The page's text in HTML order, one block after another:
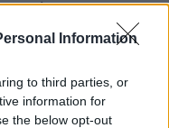
Information
to third parties, or
information for
the below opt-out
komentaruose!